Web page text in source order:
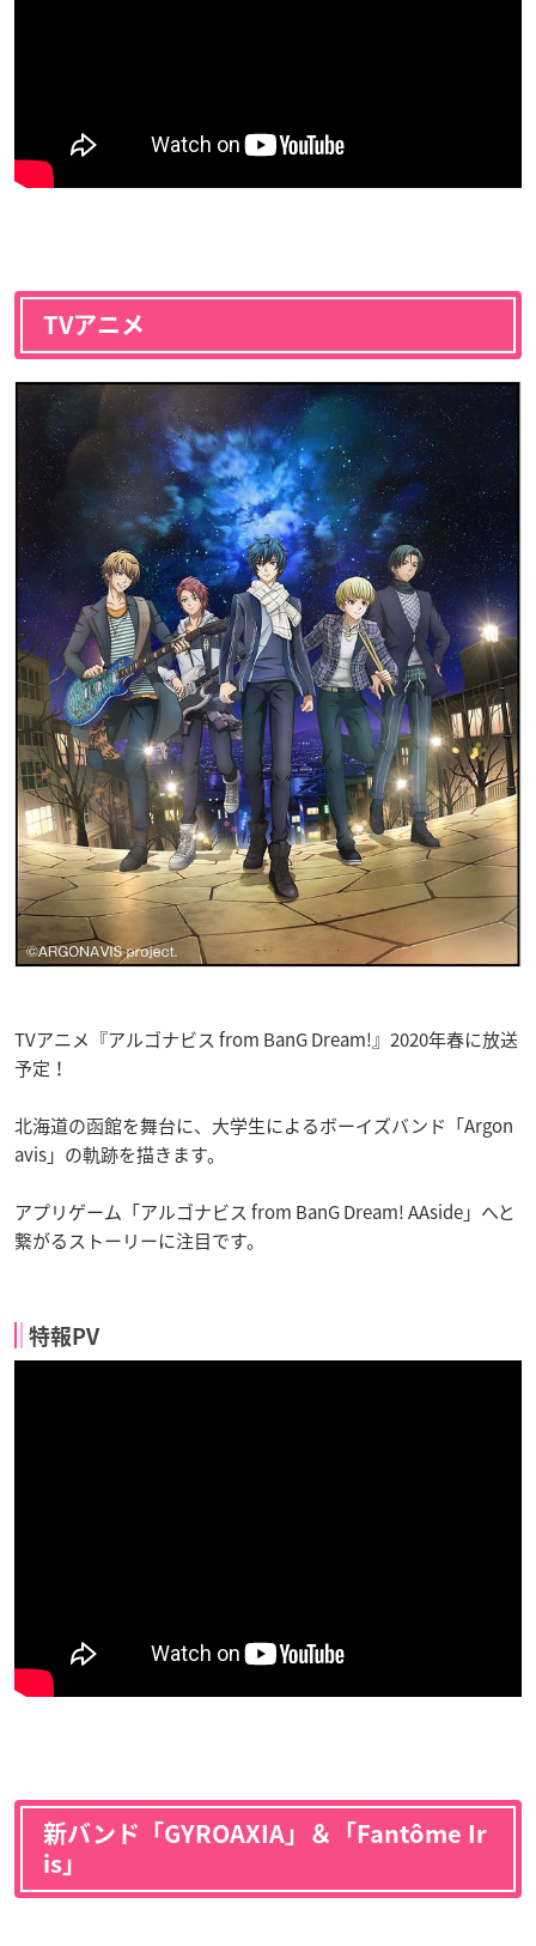
TVアニメ
TVアニメ『アルゴナビス from BanG Dream!』2020年春に放送
予定！
北海道の函館を舞台に、大学生によるボーイズバンド「Argon
avis」の軌跡を描きます。
アプリゲーム「アルゴナビス from BanG Dream! AAside」へと
繋がるストーリーに注目です。
特報PV
新バンド「GYROAXIA」＆「Fantôme Ir
is」